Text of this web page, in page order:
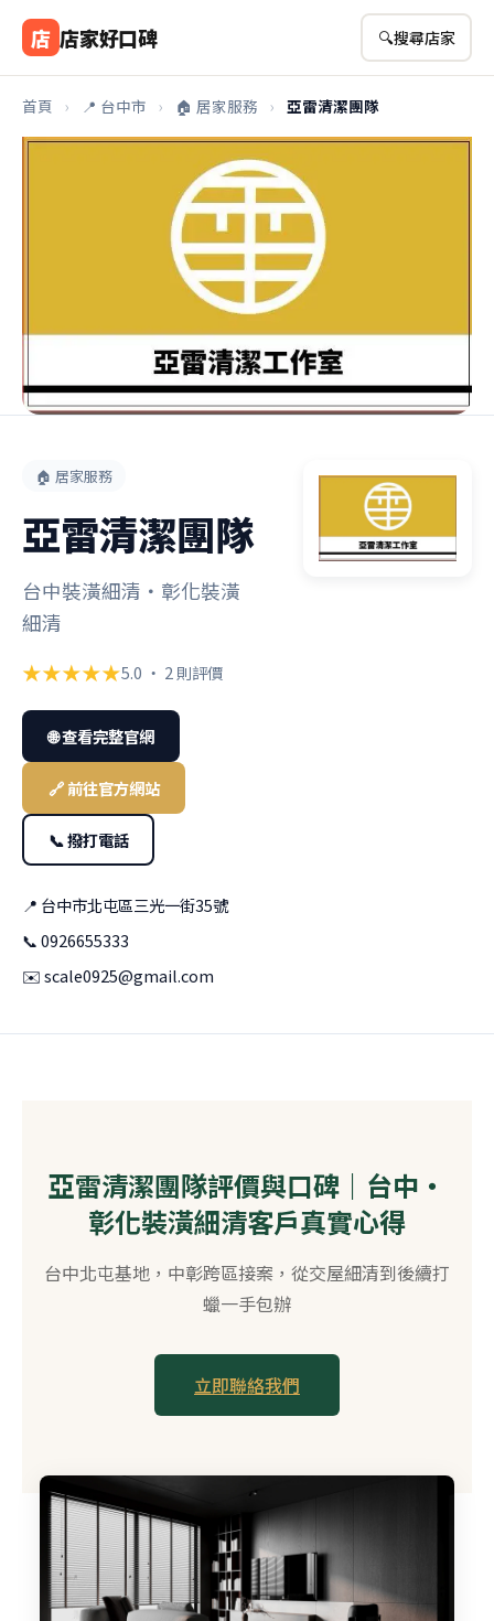
店 店家好口碑 🔍搜尋店家
首頁 › 📍 台中市 › 🏠 居家服務 › 亞雷清潔團隊
🏠 居家服務
亞雷清潔團隊
台中裝潢細清・彰化裝潢
細清
★★★★★5.0 ・ 2 則評價
🌐 查看完整官網
🔗 前往官方網站
📞 撥打電話
📍 台中市北屯區三光一街35號
📞 0926655333
✉️scale0925@gmail.com
亞雷清潔團隊評價與口碑｜台中・
彰化裝潢細清客戶真實心得
台中北屯基地，中彰跨區接案，從交屋細清到後續打
蠟一手包辦
立即聯絡我們